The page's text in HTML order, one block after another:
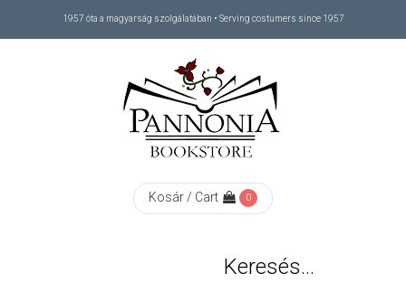
1957 óta a magyarság szolgálatában • Serving costumers since 1957
Kosár / Cart 0
Keresés…